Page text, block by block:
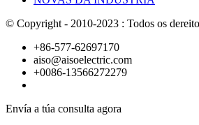
© Copyright - 2010-2023 : Todos os
+86-577-62697170
aiso@aisoelectric.com
+0086-13566272279
Envía a túa consulta agora